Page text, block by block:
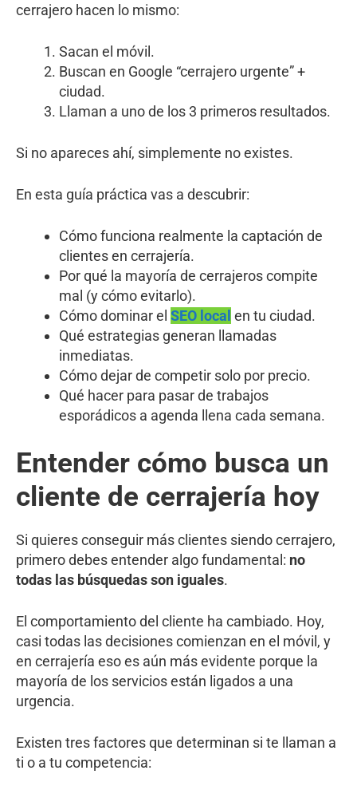
cerrajero hacen lo mismo:
Sacan el móvil.
Buscan en Google “cerrajero urgente” +
ciudad.
Llaman a uno de los 3 primeros resultados.
Si no apareces ahí, simplemente no existes.
En esta guía práctica vas a descubrir:
Cómo funciona realmente la captación de
clientes en cerrajería.
Por qué la mayoría de cerrajeros compite
mal (y cómo evitarlo).
Cómo dominar el SEO local en tu ciudad.
Qué estrategias generan llamadas
inmediatas.
Cómo dejar de competir solo por precio.
Qué hacer para pasar de trabajos
esporádicos a agenda llena cada semana.
Entender cómo busca un
cliente de cerrajería hoy
Si quieres conseguir más clientes siendo cerrajero,
primero debes entender algo fundamental: no
todas las búsquedas son iguales.
El comportamiento del cliente ha cambiado. Hoy,
casi todas las decisiones comienzan en el móvil, y
en cerrajería eso es aún más evidente porque la
mayoría de los servicios están ligados a una
urgencia.
Existen tres factores que determinan si te llaman a
ti o a tu competencia: